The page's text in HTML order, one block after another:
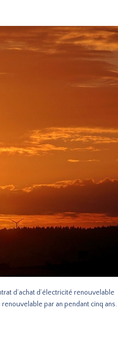
d’achat d’électricité renouvelable
par an pendant cinq ans. Il